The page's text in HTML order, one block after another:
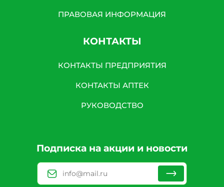
ПРАВОВАЯ ИНФОРМАЦИЯ
КОНТАКТЫ
КОНТАКТЫ ПРЕДПРИЯТИЯ
КОНТАКТЫ АПТЕК
РУКОВОДСТВО
Подписка на акции и новости